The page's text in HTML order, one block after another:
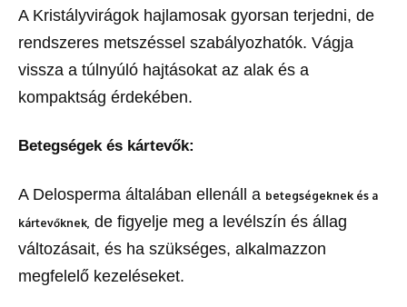
A Kristályvirágok hajlamosak gyorsan terjedni, de
rendszeres metszéssel szabályozhatók. Vágja
vissza a túlnyúló hajtásokat az alak és a
kompaktság érdekében.
Betegségek és kártevők:
A Delosperma általában ellenáll a betegségeknek és a
kártevőknek, de figyelje meg a levélszín és állag
változásait, és ha szükséges, alkalmazzon
megfelelő kezeléseket.